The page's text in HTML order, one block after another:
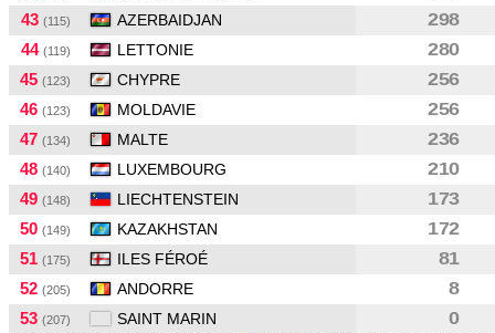
43 (115) AZERBAIDJAN
298
44 (119) LETTONIE
280
45 (123) CHYPRE
256
46 (123) MOLDAVIE
256
47 (134) MALTE
236
48 (140) LUXEMBOURG
210
49 (148) LIECHTENSTEIN
173
50 (149) KAZAKHSTAN
172
51 (175) ILES FÉROÉ
81
52 (205) ANDORRE
8
53 (207) SAINT MARIN 0